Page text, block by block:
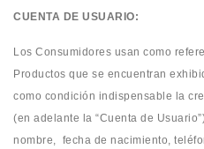
CUENTA DE USUARIO:
Los Consumidores usan como
Productos que se encuentran
como condición indispensable la
(en adelante la “Cuenta de
nombre, fecha de nacimiento,